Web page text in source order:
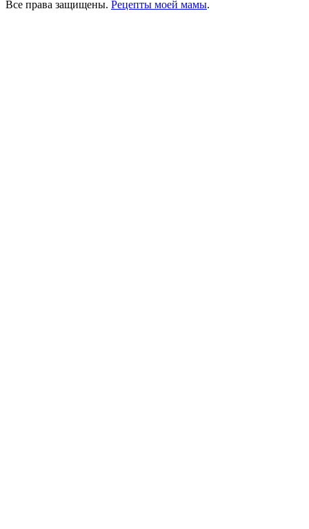
Все права защищены. Рецепты моей мамы.